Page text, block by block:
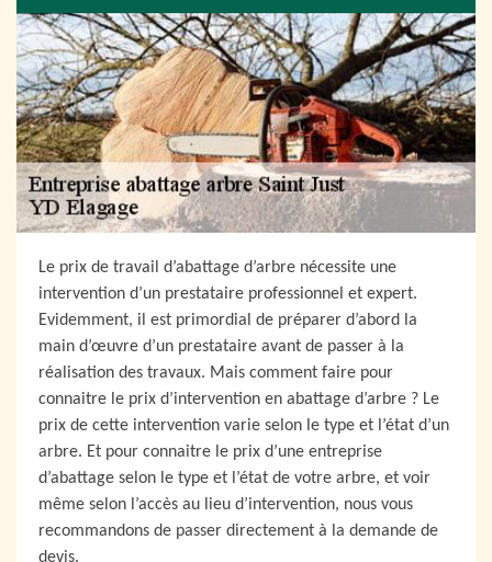
Le prix de travail d’abattage d’arbre nécessite une
intervention d’un prestataire professionnel et expert.
Evidemment, il est primordial de préparer d’abord la
main d’œuvre d’un prestataire avant de passer à la
réalisation des travaux. Mais comment faire pour
connaitre le prix d’intervention en abattage d’arbre ? Le
prix de cette intervention varie selon le type et l’état d’un
arbre. Et pour connaitre le prix d’une entreprise
d’abattage selon le type et l’état de votre arbre, et voir
même selon l’accès au lieu d’intervention, nous vous
recommandons de passer directement à la demande de
devis.